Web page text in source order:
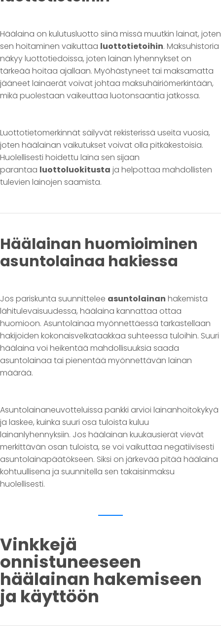
Häälaina on kulutusluotto siinä missä muutkin lainat, joten
sen hoitaminen vaikuttaa luottotietoihin. Maksuhistoria
näkyy luottotiedoissa, joten lainan lyhennykset on
tärkeää hoitaa ajallaan. Myöhästyneet tai maksamatta
jääneet lainaerät voivat johtaa maksuhäiriömerkintään,
mikä puolestaan vaikeuttaa luotonsaantia jatkossa.
Luottotietomerkinnät säilyvät rekisterissä useita vuosia,
joten häälainan vaikutukset voivat olla pitkäkestoisia.
Huolellisesti hoidettu laina sen sijaan
parantaa luottoluokitusta ja helpottaa mahdollisten
tulevien lainojen saamista.
Häälainan huomioiminen
asuntolainaa hakiessa
Jos pariskunta suunnittelee asuntolainan hakemista
lähitulevaisuudessa, häälaina kannattaa ottaa
huomioon. Asuntolainaa myönnettäessä tarkastellaan
hakijoiden kokonaisvelkataakkaa suhteessa tuloihin. Suuri
häälaina voi heikentää mahdollisuuksia saada
asuntolainaa tai pienentää myönnettävän lainan
määrää.
Asuntolainaneuvotteluissa pankki arvioi lainanhoitokykyä
ja laskee, kuinka suuri osa tuloista kuluu
lainanlyhennyksiin. Jos häälainan kuukausierät vievät
merkittävän osan tuloista, se voi vaikuttaa negatiivisesti
asuntolainapäätökseen. Siksi on järkevää pitää häälaina
kohtuullisena ja suunnitella sen takaisinmaksu
huolellisesti.
Vinkkejä
onnistuneeseen
häälainan hakemiseen
ja käyttöön